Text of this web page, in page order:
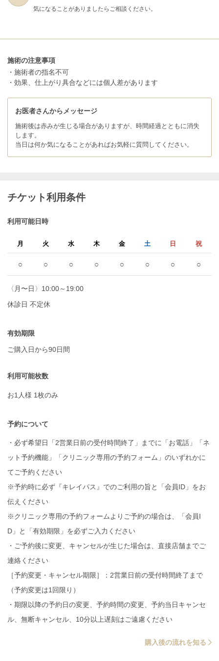
気になることがありましたらご相談ください。
施術の注意事項
・施術者の指名不可
・効果、仕上がり具合などには個人差があります
お医者さんからメッセージ
施術後は赤みが生じる場合がありますが、時間経過とともに消失
します。
当日は何か気になることがあればお気軽に質問してください。
チケット利用条件
利用可能日時
月 火 水 木 金 土 日 祝
○ ○ ○ ○ ○ ○ ○ ○
〈月〜日〉10:00～19:00
休診日 不定休
有効期限
ご購入日から90日間
利用可能枚数
お1人様 1枚のみ
予約について
・必ず希望日「2営業日前の受付時間終了」までに「お電話」「ネ
ット予約機能」「クリニック専用の予約フォーム」のいずれかに
てご予約ください
※予約時に必ず『キレイパス』でのご利用の旨と「会員ID」をお
伝えください
※クリニック専用の予約フォームよりご予約の場合は、「会員I
D」と「有効期限」を必ずご入力ください
・ご予約後に変更、キャンセルが生じた場合は、直接店舗までご
連絡ください
［予約変更・キャンセル期限］：2営業日前の受付時間終了まで
（予約変更は1回限り）
・期限以降の予約日の変更、予約時間の変更、予約当日キャンセ
ル、無断キャンセル、10分以上遅刻はご遠慮ください
購入後の流れを知る